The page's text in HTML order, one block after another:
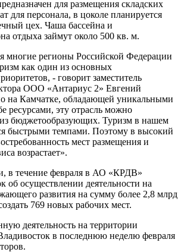
для размещения складских
для персонала, в цоколе планируется
цех. Чаша бассейна и
отдыха займут около 500 кв. м.
многие регионы Российской Федерации
как один из основных
- говорит заместитель
ООО «Антариус 2» Евгений
Камчатке, обладающей уникальными
ресурсами, эту отрасль можно
бюджетообразующих. Туризм в нашем
быстрыми темпами. Поэтому в высокий
мест размещения и
возрастает».
в течение февраля в АО «КРДВ»
об осуществлении деятельности на
развития на сумму более 2,8 млрд
769 новых рабочих мест.
деятельность на территории
в последнюю неделю февраля